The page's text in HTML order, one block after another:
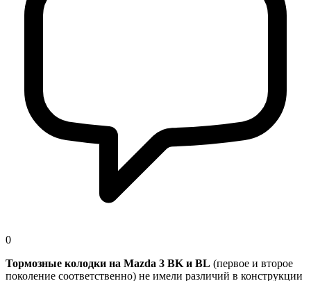
0
Тормозные колодки на Mazda 3 BK и BL (первое и второе
поколение соответственно) не имели различий в конструкции